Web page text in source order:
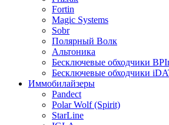
Fortin
Magic Systems
Sobr
Полярный Волк
Альтоника
Бесключевые обходчики
Бесключевые обходчики
Иммобилайзеры
Pandect
Polar Wolf (Spirit)
StarLine